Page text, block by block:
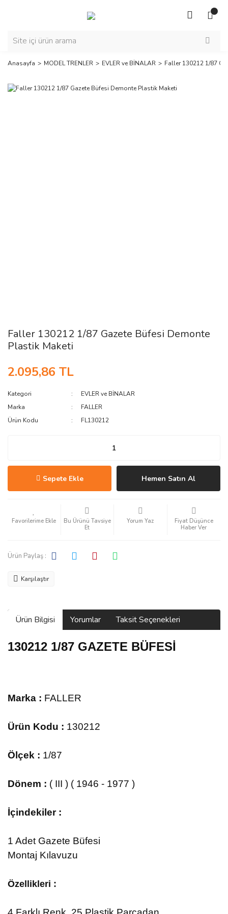
Anasayfa MODEL TRENLER EVLER ve BİNALAR Faller 130212 1/87
Faller 130212 1/87 Gazete Büfesi Demonte
Plastik Maketi
2.095,86 TL
Kategori
EVLER ve BİNALAR
Marka
FALLER
Ürün Kodu
FL130212
Sepete Ekle Hemen Satın Al
Bu Ürünü Tavsiye
Et
Yorum Yaz
Fiyat Düşünce
Haber Ver
Ürün Paylaş :
Karşılaştır
Ürün Bilgisi Yorumlar Taksit Seçenekleri
130212 1/87 GAZETE BÜFESİ
Marka : FALLER
Ürün Kodu : 130212
Ölçek : 1/87
Dönem : ( III ) ( 1946 - 1977 )
İçindekiler :
1 Adet Gazete Büfesi
Montaj Kılavuzu
Özellikleri :